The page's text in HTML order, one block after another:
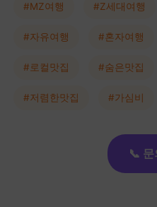
#MZ여행 #Z세대여행
#자유여행 #혼자여행
#로컬맛집 #숨은맛집
#저렴한맛집 #가심비
📞 문